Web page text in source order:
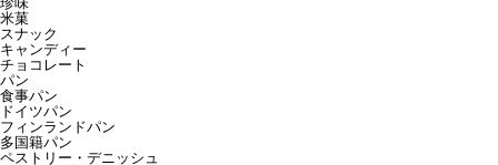
米菓
スナック
キャンディー
チョコレート
パン
食事パン
ドイツパン
フィンランドパン
多国籍パン
ペストリー・デニッシュ